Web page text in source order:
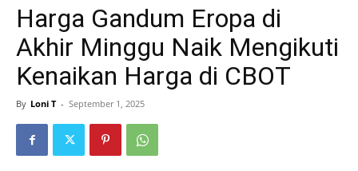
Harga Gandum Eropa di
Akhir Minggu Naik Mengikuti
Kenaikan Harga di CBOT
By Loni T - September 1, 2025